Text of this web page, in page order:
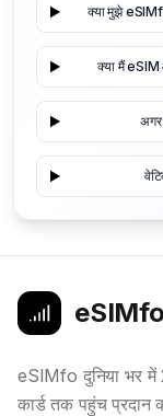
क्या मुझे
क्या मैं
अगर
eSIMfo
eSIMfo दुनिया भर
कार्ड तक पहुंच